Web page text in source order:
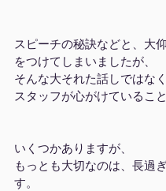
スピーチの秘訣などと、大
をつけてしまいましたが、
そんな大それた話しではな
スタッフが心がけていること
いくつかありますが、
もっとも大切なのは、長過
す。